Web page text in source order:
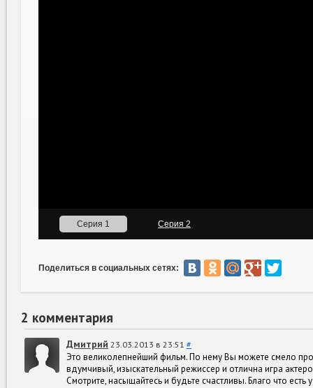
Поделиться в социальных сетях:
2 комментария
Дмитрий 23.03.2013 в 23:51 #
Это великолепнейший фильм. По нему Вы можете смело
вдумчивый, изыскательный режиссер и отлична игра
Смотрите, насыщайтесь и будьте счастливы. Благо что есть